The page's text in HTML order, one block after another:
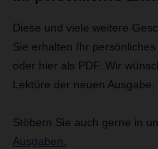
Diese und viele weitere
Sie erhalten Ihr
oder hier als PDF. Wir
Lektüre der neuen Ausgabe.
Stöbern Sie auch gerne in
Ausgaben.